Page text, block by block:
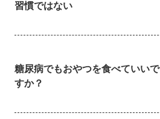
習慣ではない
糖尿病でもおやつを食べていいで
すか？